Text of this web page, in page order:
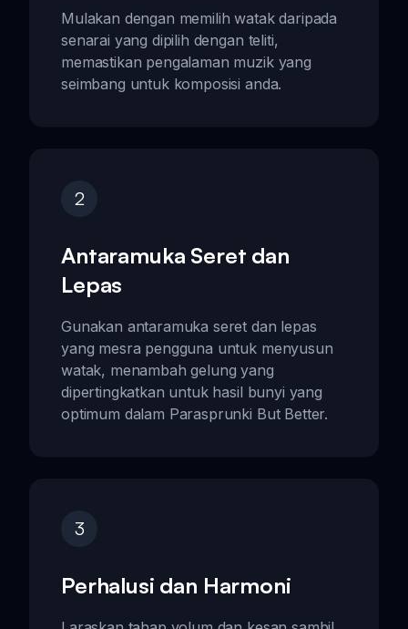
Mulakan dengan memilih watak daripada
senarai yang dipilih dengan teliti,
memastikan pengalaman muzik yang
seimbang untuk komposisi anda.
2
Antaramuka Seret dan
Lepas
Gunakan antaramuka seret dan lepas
yang mesra pengguna untuk menyusun
watak, menambah gelung yang
dipertingkatkan untuk hasil bunyi yang
optimum dalam Parasprunki But Better.
3
Perhalusi dan Harmoni